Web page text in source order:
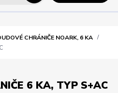
CHRÁNIČE NOARK, 6 KA
6 KA, TYP S+AC